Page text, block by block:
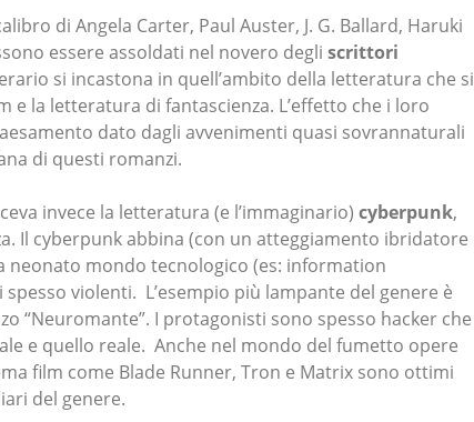
di Angela Carter, Paul Auster, J. G. Ballard, Haruki
essere assoldati nel novero degli scrittori
si incastona in quell’ambito della letteratura che si
la letteratura di fantascienza. L’effetto che i loro
dato dagli avvenimenti quasi sovrannaturali
di questi romanzi.
invece la letteratura (e l’immaginario) cyberpunk,
Il cyberpunk abbina (con un atteggiamento ibridatore
neonato mondo tecnologico (es: information
violenti. L’esempio più lampante del genere è
“Neuromante”. I protagonisti sono spesso hacker che
e quello reale. Anche nel mondo del fumetto opere
film come Blade Runner, Tron e Matrix sono ottimi
del genere.